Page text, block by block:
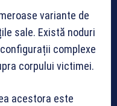
variante de
sale. Există noduri
complexe
corpului victimei.
acestora este